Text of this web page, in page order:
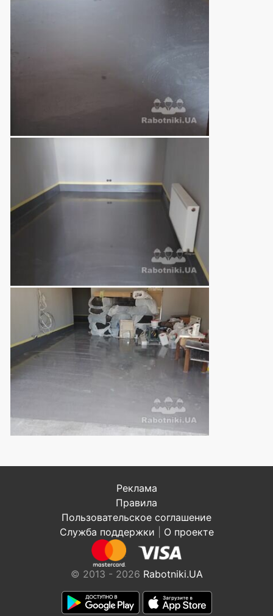
Реклама
Правила
Пользовательское соглашение
Служба поддержки
О проекте
© 2013 - 2026 Rabotniki.UA